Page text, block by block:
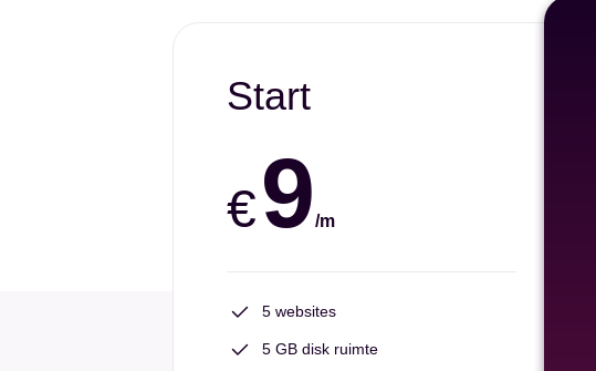
Start
€9/m
5 websites
5 GB disk ruimte